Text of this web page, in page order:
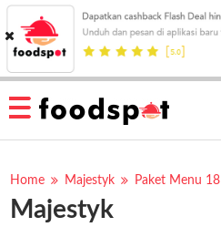
HOME
MENU
RESTAURANT
PESAN
OUR
COMPANY
Home Majestyk Paket Menu 18
Majestyk